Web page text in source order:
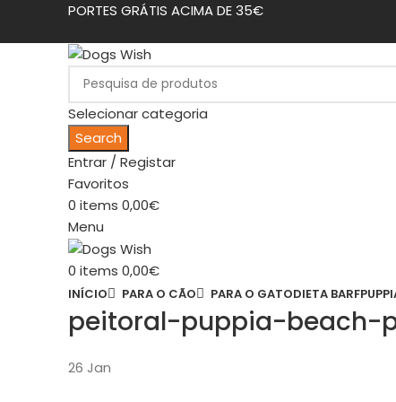
PORTES GRÁTIS ACIMA DE 35€
Selecionar categoria
Search
Entrar / Registar
Favoritos
0 items 0,00€
Menu
0 items 0,00€
INÍCIO PARA O CÃO PARA O GATODIETA BARF
peitoral-puppia-beach-
26 Jan